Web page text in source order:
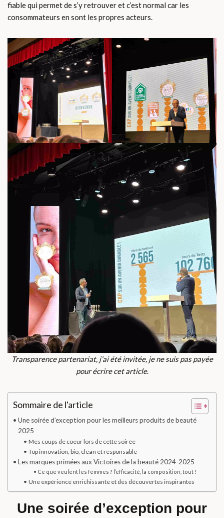
fiable qui permet de s’y retrouver et c’est normal car les
consommateurs en sont les propres acteurs.
Transparence partenariat, j’ai été invitée, je ne suis pas payée
pour écrire cet article.
Sommaire de l'article
Une soirée d’exception pour les meilleurs produits de beauté
2025
Mes coups de coeur lors de cette soirée
Top innovation, bio, clean et responsable
Les marques primées aux Victoires de la beauté 2024-2025
Ce que veulent les femmes ? l’efficacité, la composition, tout !
Une expérience enrichissante et des découvertes inspirantes
Une soirée d’exception pour